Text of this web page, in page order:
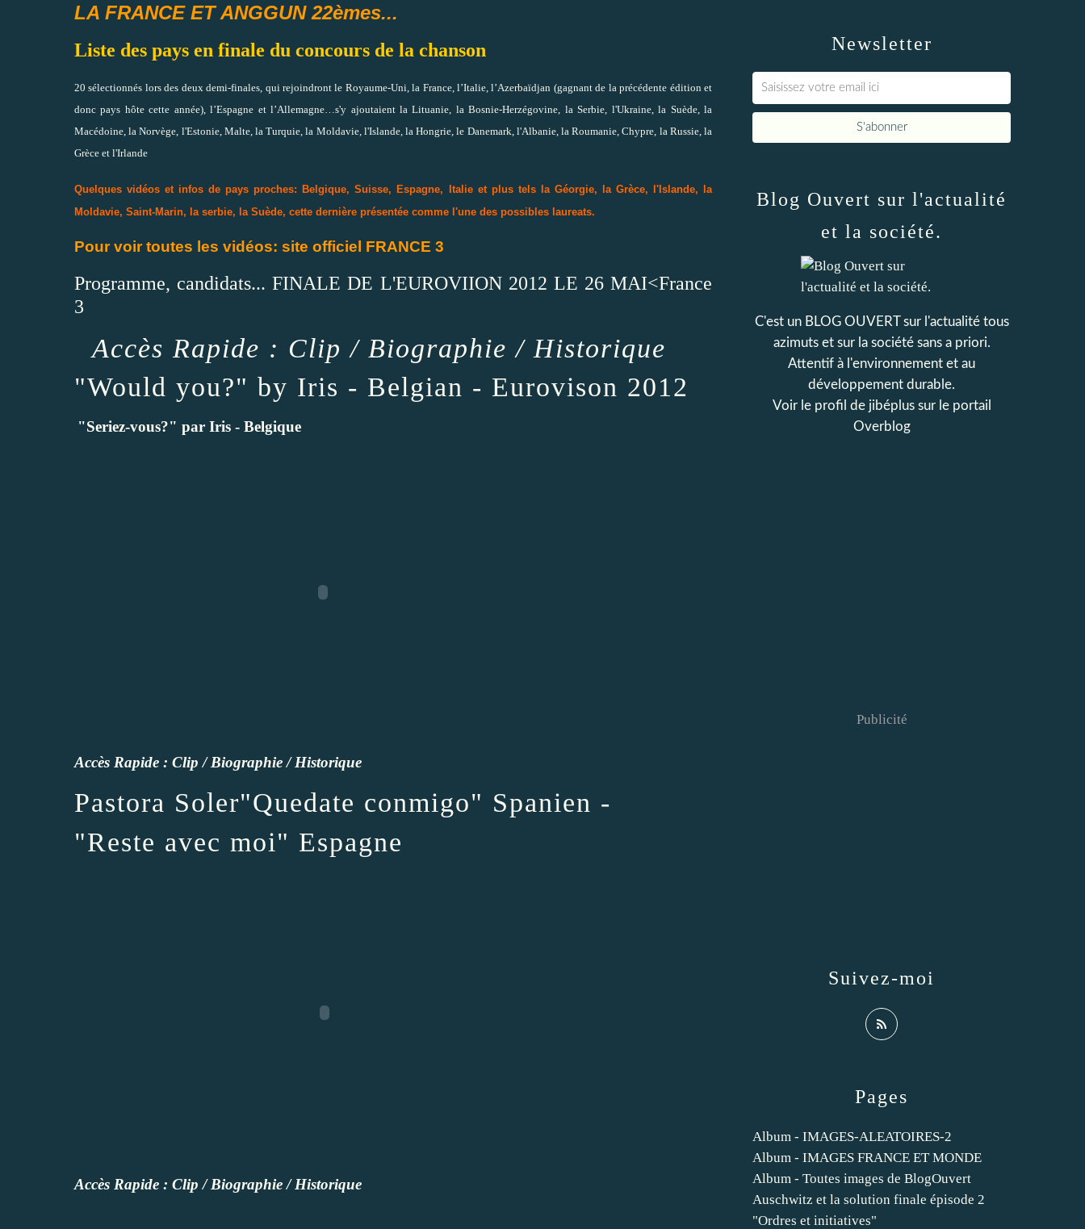
LA FRANCE ET ANGGUN 22èmes...
Liste des pays en finale du concours de la chanson
20 sélectionnés lors des deux demi-finales, qui rejoindront le Royaume-Uni, la France, l’Italie, l’Azerbaïdjan (gagnant de la précédente édition et
donc pays hôte cette année), l’Espagne et l’Allemagne…s'y ajoutaient la Lituanie, la Bosnie-Herzégovine, la Serbie, l'Ukraine, la Suède, la
Macédoine, la Norvège, l'Estonie, Malte, la Turquie, la Moldavie, l'Islande, la Hongrie, le Danemark, l'Albanie, la Roumanie, Chypre, la Russie, la
Grèce et l'Irlande
Quelques vidéos et infos de pays proches: Belgique, Suisse, Espagne, Italie et plus tels la Géorgie, la Grèce, l'Islande, la
Moldavie, Saint-Marin, la serbie, la Suède, cette dernière présentée comme l'une des possibles laureats.
Pour voir toutes les vidéos: site officiel FRANCE 3
Programme, candidats... FINALE DE L'EUROVIION 2012 LE 26 MAI<France
3
Accès Rapide : Clip / Biographie / Historique
"Would you?" by Iris - Belgian - Eurovison 2012
"Seriez-vous?" par Iris - Belgique
Accès Rapide : Clip /Biographie/Historique
Pastora Soler"Quedate conmigo" Spanien -
"Reste avec moi" Espagne
Accès Rapide : Clip /Biographie/Historique
Newsletter
Pages
Album - IMAGES-ALEATOIRES-2
Album - IMAGES FRANCE ET MONDE
Album - Toutes images de BlogOuvert
Auschwitz et la solution finale épisode 2
"Ordres et initiatives"
Blog Ouvert sur l'actualité
et la société.
C'est un BLOG OUVERT sur l'actualité tous
azimuts et sur la société sans a priori.
Attentif à l'environnement et au
développement durable.
Voir le profil de jibéplussur le portail
Overblog
Suivez-moi
Publicité